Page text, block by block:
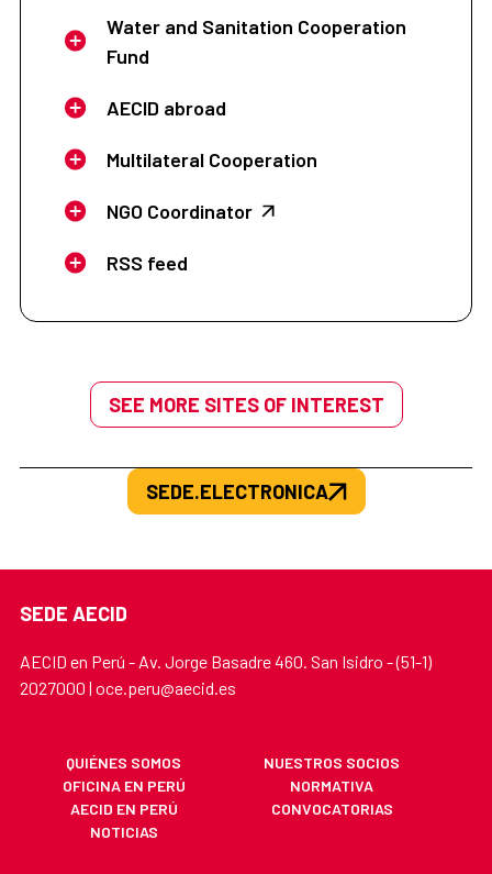
Water and Sanitation Cooperation
Fund
AECID abroad
Multilateral Cooperation
NGO Coordinator
RSS feed
SEE MORE SITES OF INTEREST
SEDE.ELECTRONICA
SEDE AECID
AECID en Perú - Av. Jorge Basadre 460. San Isidro - (51-1)
2027000 | oce.peru@aecid.es
QUIÉNES SOMOS
NUESTROS SOCIOS
OFICINA EN PERÚ
NORMATIVA
AECID EN PERÚ
CONVOCATORIAS
NOTICIAS